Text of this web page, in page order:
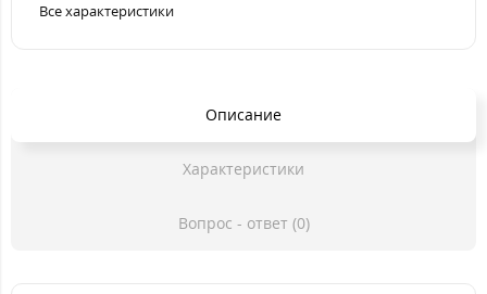
Все характеристики
Описание
Характеристики
Вопрос - ответ (0)